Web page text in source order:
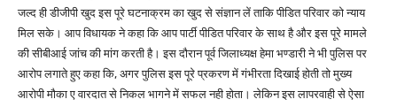
जल्द ही डीजीपी खुद इस पूरे घटनाक्रम का खुद से संज्ञान लें ताकि पीडित परिवार को न्याय
मिल सके। आप विधायक ने कहा कि आप पार्टी पीडित परिवार के साथ है और इस पूरे मामले
की सीबीआई जांच की मांग करती है। इस दौरान पूर्व जिलाध्यक्ष हेमा भण्डारी ने भी पुलिस पर
आरोप लगाते हुए कहा कि, अगर पुलिस इस पूरे प्रकरण में गंभीरता दिखाई होती तो मुख्य
आरोपी मौका ए वारदात से निकल भागने में सफल नही होता। लेकिन इस लापरवाही से ऐसा